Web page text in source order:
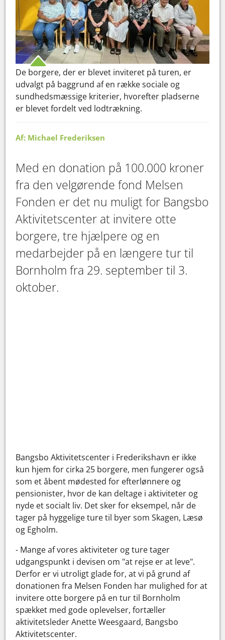
De borgere, der er blevet inviteret på turen, er
udvalgt på baggrund af en række sociale og
sundhedsmæssige kriterier, hvorefter pladserne
er blevet fordelt ved lodtrækning.
Af: Michael Frederiksen
Med en donation på 100.000 kroner
fra den velgørende fond Melsen
Fonden er det nu muligt for Bangsbo
Aktivitetscenter at invitere otte
borgere, tre hjælpere og en
medarbejder på en længere tur til
Bornholm fra 29. september til 3.
oktober.
Bangsbo Aktivitetscenter i Frederikshavn er ikke
kun hjem for cirka 25 borgere, men fungerer også
som et åbent mødested for efterlønnere og
pensionister, hvor de kan deltage i aktiviteter og
nyde et socialt liv. Det sker for eksempel, når de
tager på hyggelige ture til byer som Skagen, Læsø
og Egholm.
- Mange af vores aktiviteter og ture tager
udgangspunkt i devisen om "at rejse er at leve".
Derfor er vi utroligt glade for, at vi på grund af
donationen fra Melsen Fonden har mulighed for at
invitere otte borgere på en tur til Bornholm
spækket med gode oplevelser, fortæller
aktivitetsleder Anette Weesgaard, Bangsbo
Aktivitetscenter.